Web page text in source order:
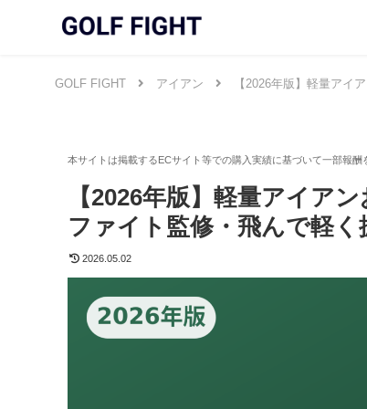
GOLF FIGHT アイアン 【2026年版】軽量アイ
【2026年版】軽量アイア
ファイト監修・飛んで軽
2026.05.02